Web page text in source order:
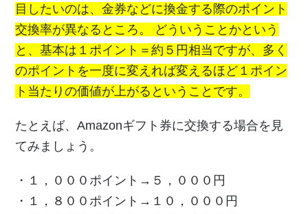
目したいのは、金券などに換金する際のポイント
交換率が異なるところ。 どういうことかという
と、基本は１ポイント＝約５円相当ですが、多く
のポイントを一度に変えれば変えるほど１ポイン
ト当たりの価値が上がるということです。
たとえば、Amazonギフト券に交換する場合を見
てみましょう。
・１，０００ポイント→５，０００円
・１，８００ポイント→１０，０００円